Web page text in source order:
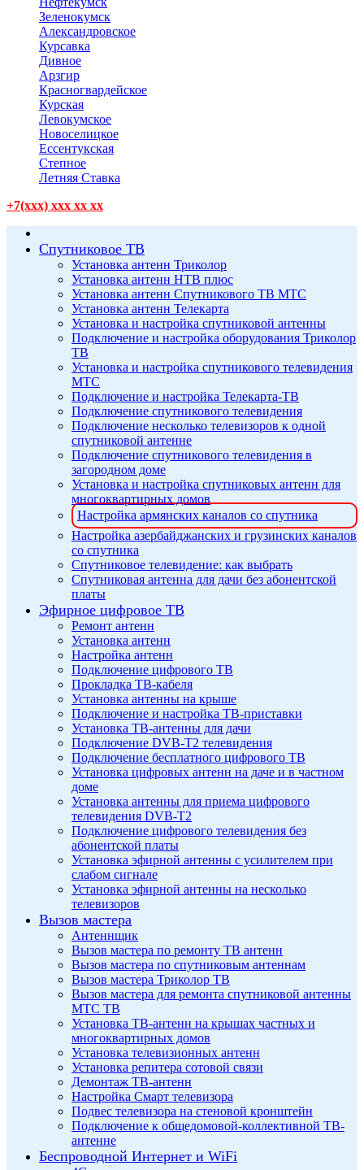
Зеленокумск
Александровское
Курсавка
Дивное
Арзгир
Красногвардейское
Курская
Левокумское
Новоселицкое
Ессентукская
Степное
Летняя Ставка
+7(xxx) xxx xx xx
Спутниковое ТВ
Установка антенн Триколор
Установка антенн НТВ плюс
Установка антенн Спутникового ТВ МТС
Установка антенн Телекарта
Установка и настройка спутниковой антенны
Подключение и настройка оборудования Триколор
ТВ
Установка и настройка спутникового телевидения
МТС
Подключение и настройка Телекарта-ТВ
Подключение спутникового телевидения
Подключение несколько телевизоров к одной
спутниковой антенне
Подключение спутникового телевидения в
загородном доме
Установка и настройка спутниковых антенн для
многоквартирных домов
Настройка армянских каналов со спутника
Настройка азербайджанских и грузинских каналов
со спутника
Спутниковое телевидение: как выбрать
Спутниковая антенна для дачи без абонентской
платы
Эфирное цифровое ТВ
Ремонт антенн
Установка антенн
Настройка антенн
Подключение цифрового ТВ
Прокладка ТВ-кабеля
Установка антенны на крыше
Подключение и настройка ТВ-приставки
Установка ТВ-антенны для дачи
Подключение DVB-T2 телевидения
Подключение бесплатного цифрового ТВ
Установка цифровых антенн на даче и в частном
доме
Установка антенны для приема цифрового
телевидения DVB-T2
Подключение цифрового телевидения без
абонентской платы
Установка эфирной антенны с усилителем при
слабом сигнале
Установка эфирной антенны на несколько
телевизоров
Вызов мастера
Антеннщик
Вызов мастера по ремонту ТВ антенн
Вызов мастера по спутниковым антеннам
Вызов мастера Триколор ТВ
Вызов мастера для ремонта спутниковой антенны
МТС ТВ
Установка ТВ-антенн на крышах частных и
многоквартирных домов
Установка телевизионных антенн
Установка репитера сотовой связи
Демонтаж ТВ-антенн
Настройка Смарт телевизора
Подвес телевизора на стеновой кронштейн
Подключение к общедомовой-коллективной ТВ-
антенне
Беспроводной Интернет и WiFi